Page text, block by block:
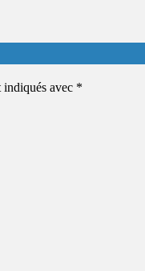
indiqués avec *